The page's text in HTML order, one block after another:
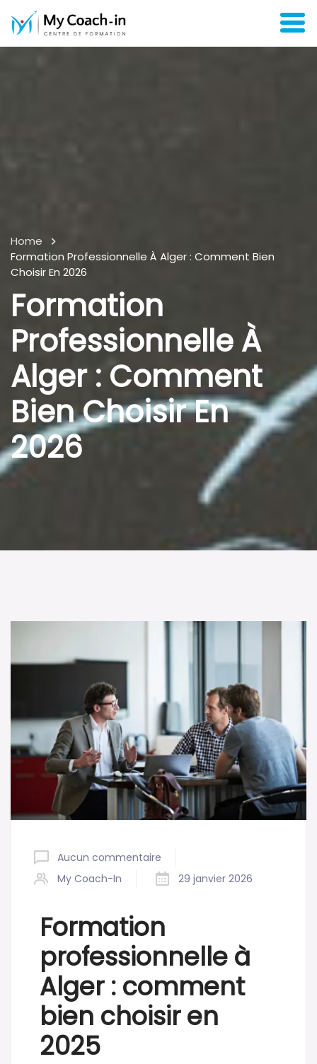
Home
Formation Professionnelle À Alger : Comment Bien
Choisir En 2026
Formation
Professionnelle À
Alger : Comment
Bien Choisir En
2026
Aucun commentaire
My Coach-In
29 janvier 2026
Formation
professionnelle à
Alger: comment
bien choisir en
2025